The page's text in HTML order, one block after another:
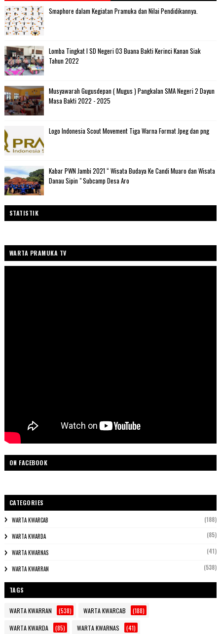
Smaphore dalam Kegiatan Pramuka dan Nilai Pendidikannya.
Lomba Tingkat I SD Negeri 03 Buana Bakti Kerinci Kanan Siak
Tahun 2022
Musyawarah Gugusdepan ( Mugus ) Pangkalan SMA Negeri 2 Dayun
Masa Bakti 2022 - 2025
Logo Indonesia Scout Movement Tiga Warna Format Jpeg dan png
Kabar PWN Jambi 2021 “ Wisata Budaya Ke Candi Muaro dan Wisata
Danau Sipin " Subcamp Desa Aro
STATISTIK
WARTA PRAMUKA TV
ON FACEBOOK
CATEGORIES
WARTA KWARCAB (188)
WARTA KWARDA (85)
WARTA KWARNAS (41)
WARTA KWARRAN (538)
TAGS
WARTA KWARRAN (538) WARTA KWARCAB (188)
WARTA KWARDA (85) WARTA KWARNAS (41)